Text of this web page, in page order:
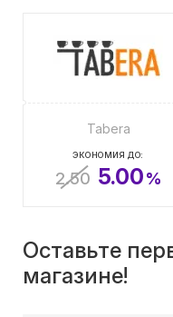
Tabera
ЭКОНОМИЯ ДО:
2.50 5.00%
Оставьте
магазине!